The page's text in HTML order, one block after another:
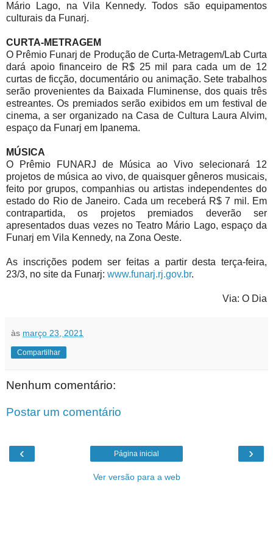
Mário Lago, na Vila Kennedy. Todos são equipamentos
culturais da Funarj.
CURTA-METRAGEM
O Prêmio Funarj de Produção de Curta-Metragem/Lab Curta
dará apoio financeiro de R$ 25 mil para cada um de 12
curtas de ficção, documentário ou animação. Sete trabalhos
serão provenientes da Baixada Fluminense, dos quais três
estreantes. Os premiados serão exibidos em um festival de
cinema, a ser organizado na Casa de Cultura Laura Alvim,
espaço da Funarj em Ipanema.
MÚSICA
O Prêmio FUNARJ de Música ao Vivo selecionará 12
projetos de música ao vivo, de quaisquer gêneros musicais,
feito por grupos, companhias ou artistas independentes do
estado do Rio de Janeiro. Cada um receberá R$ 7 mil. Em
contrapartida, os projetos premiados deverão ser
apresentados duas vezes no Teatro Mário Lago, espaço da
Funarj em Vila Kennedy, na Zona Oeste.
As inscrições podem ser feitas a partir desta terça-feira,
23/3, no site da Funarj: www.funarj.rj.gov.br.
Via: O Dia
às março 23, 2021
Compartilhar
Nenhum comentário:
Postar um comentário
‹ ›
Página inicial
Ver versão para a web